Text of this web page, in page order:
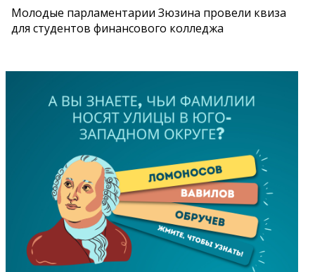
Молодые парламентарии Зюзина провели квиза
для студентов финансового колледжа